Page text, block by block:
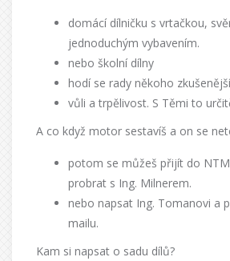
domácí dílničku s vrtačkou,
jednoduchým vybavením.
nebo školní dílny
hodí se rady někoho
vůli a trpělivost. S Těmi to
A co když motor sestavíš a on se
potom se můžeš přijít do
probrat s Ing. Milnerem.
nebo napsat Ing. Tomanovi a
mailu.
Kam si napsat o sadu dílů?